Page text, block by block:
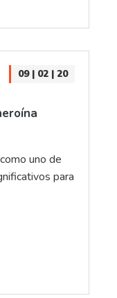
09 | 02 | 20
uno de
para